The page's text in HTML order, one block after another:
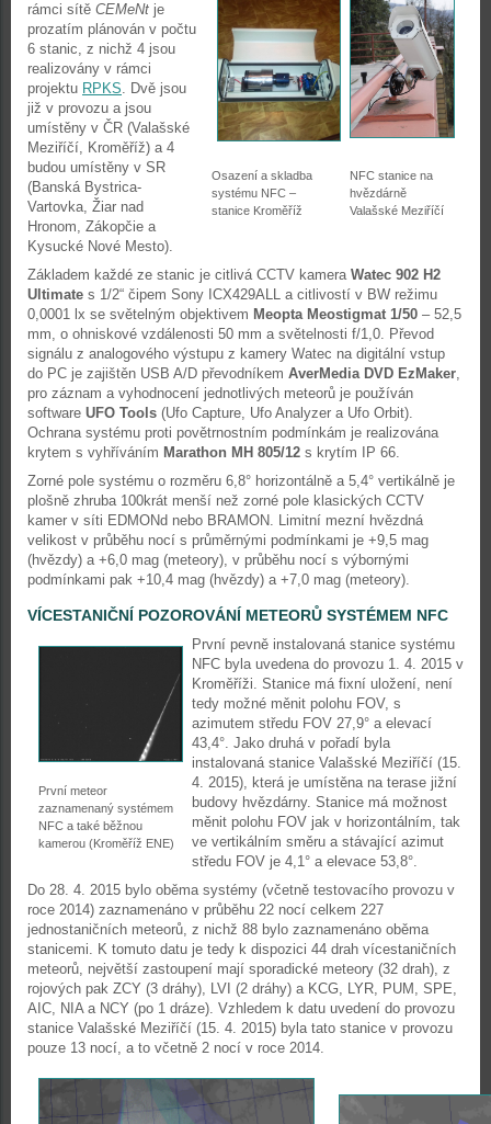
Osazení a skladba
systému NFC –
stanice Kroměříž
NFC stanice na
hvězdárně
Valašské Meziříčí
rámci sítě CEMeNt je
prozatím plánován v počtu
6 stanic, z nichž 4 jsou
realizovány v rámci
projektu RPKS. Dvě jsou
již v provozu a jsou
umístěny v ČR (Valašské
Meziříčí, Kroměříž) a 4
budou umístěny v SR
(Banská Bystrica-
Vartovka, Žiar nad
Hronom, Zákopčie a
Kysucké Nové Mesto).
Základem každé ze stanic je citlivá CCTV kamera Watec 902 H2
Ultimate s 1/2“ čipem Sony ICX429ALL a citlivostí v BW režimu
0,0001 lx se světelným objektivem Meopta Meostigmat 1/50 – 52,5
mm, o ohniskové vzdálenosti 50 mm a světelnosti f/1,0. Převod
signálu z analogového výstupu z kamery Watec na digitální vstup
do PC je zajištěn USB A/D převodníkem AverMedia DVD EzMaker,
pro záznam a vyhodnocení jednotlivých meteorů je používán
software UFO Tools (Ufo Capture, Ufo Analyzer a Ufo Orbit).
Ochrana systému proti povětrnostním podmínkám je realizována
krytem s vyhříváním Marathon MH 805/12 s krytím IP 66.
Zorné pole systému o rozměru 6,8° horizontálně a 5,4° vertikálně je
plošně zhruba 100krát menší než zorné pole klasických CCTV
kamer v síti EDMONd nebo BRAMON. Limitní mezní hvězdná
velikost v průběhu nocí s průměrnými podmínkami je +9,5 mag
(hvězdy) a +6,0 mag (meteory), v průběhu nocí s výbornými
podmínkami pak +10,4 mag (hvězdy) a +7,0 mag (meteory).
VÍCESTANIČNÍ POZOROVÁNÍ METEORŮ SYSTÉMEM NFC
První meteor
zaznamenaný systémem
NFC a také běžnou
kamerou (Kroměříž ENE)
První pevně instalovaná stanice systému
NFC byla uvedena do provozu 1. 4. 2015 v
Kroměříži. Stanice má fixní uložení, není
tedy možné měnit polohu FOV, s
azimutem středu FOV 27,9° a elevací
43,4°. Jako druhá v pořadí byla
instalovaná stanice Valašské Meziříčí (15.
4. 2015), která je umístěna na terase jižní
budovy hvězdárny. Stanice má možnost
měnit polohu FOV jak v horizontálním, tak
ve vertikálním směru a stávající azimut
středu FOV je 4,1° a elevace 53,8°.
Do 28. 4. 2015 bylo oběma systémy (včetně testovacího provozu v
roce 2014) zaznamenáno v průběhu 22 nocí celkem 227
jednostaničních meteorů, z nichž 88 bylo zaznamenáno oběma
stanicemi. K tomuto datu je tedy k dispozici 44 drah vícestaničních
meteorů, největší zastoupení mají sporadické meteory (32 drah), z
rojových pak ZCY (3 dráhy), LVI (2 dráhy) a KCG, LYR, PUM, SPE,
AIC, NIA a NCY (po 1 dráze). Vzhledem k datu uvedení do provozu
stanice Valašské Meziříčí (15. 4. 2015) byla tato stanice v provozu
pouze 13 nocí, a to včetně 2 nocí v roce 2014.